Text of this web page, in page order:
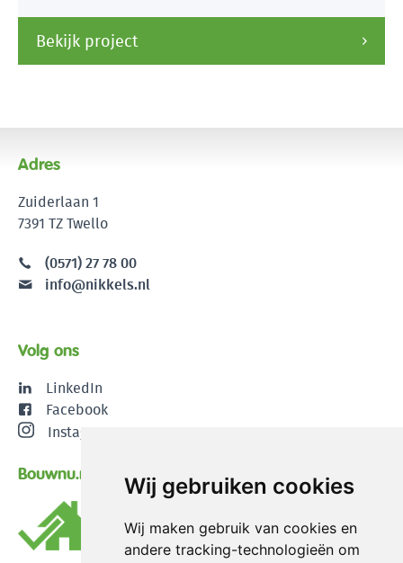
Wij gebruiken cookies
Wij maken gebruik van cookies en
andere tracking-technologieën om
Bekijk project
Adres
Zuiderlaan 1
7391 TZ Twello
(0571) 27 78 00
info@nikkels.nl
Volg ons
LinkedIn
Facebook
Instagram
Bouwnu.nl